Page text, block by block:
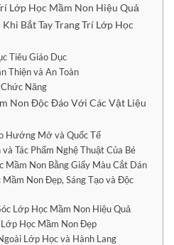
Lớp Học Mầm Non Hiệu Quả
Bắt Tay Trang Trí Lớp Học
Tiêu Giáo Dục
Thiện và An Toàn
Năng
Non Độc Đáo Với Các Vật Liệu
Hướng Mở và Quốc Tế
Tác Phẩm Nghệ Thuật Của Bé
Mầm Non Bằng Giấy Màu Cắt Dán
Non Đẹp, Sáng Tạo và Độc
Lớp Học Mầm Non Hiệu Quả
Học Mầm Non Đẹp
Lớp Học và Hành Lang